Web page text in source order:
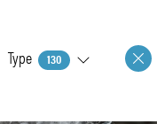
Type 130